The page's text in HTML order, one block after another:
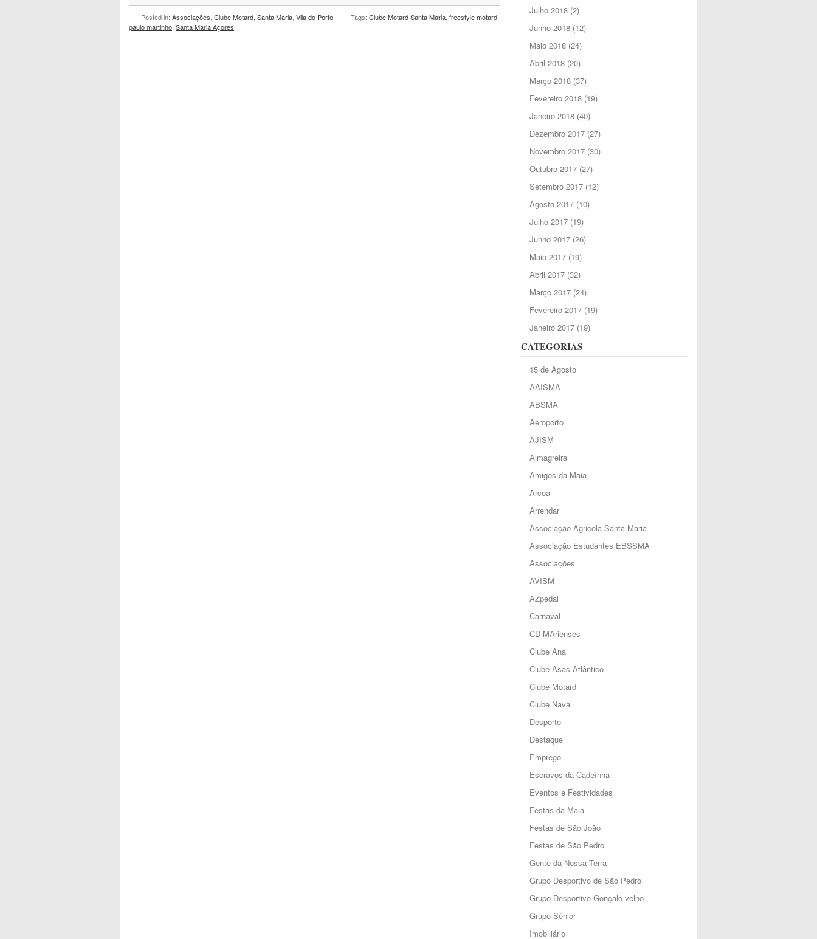
Posted in: Associações Clube Motard Santa Maria Vila do Porto Tags: Clube Motard Santa Maria freestyle motard
paulo martinho Santa Maria Açores
Julho 2018(2)
Junho 2018(12)
Maio 2018(24)
Abril 2018(20)
Março 2018(37)
Fevereiro 2018(19)
Janeiro 2018(40)
Dezembro 2017(27)
Novembro 2017(30)
Outubro 2017(27)
Setembro 2017(12)
Agosto 2017(10)
Julho 2017(19)
Junho 2017(26)
Maio 2017(19)
Abril 2017(32)
Março 2017(24)
Fevereiro 2017(19)
Janeiro 2017(19)
CATEGORIAS
15 de Agosto
AAISMA
ABSMA
Aeroporto
AJISM
Almagreira
Amigos da Maia
Arcoa
Arrendar
Associação Agricola Santa Maria
Associação Estudantes EBSSMA
Associações
AVISM
AZpedal
Carnaval
CD MArienses
Clube Ana
Clube Asas Atlântico
Clube Motard
Clube Naval
Desporto
Destaque
Emprego
Escravos da Cadeínha
Eventos e Festividades
Festas da Maia
Festas de São João
Festas de São Pedro
Gente da Nossa Terra
Grupo Desportivo de São Pedro
Grupo Desportivo Gonçalo velho
Grupo Sénior
Imobiliário